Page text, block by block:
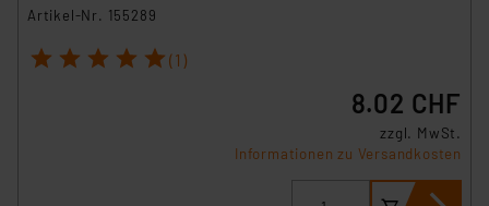
Artikel-Nr. 155289
1 2 3 4 5 (1)
8.02 CHF
zzgl. MwSt.
Informationen zu Versandkosten